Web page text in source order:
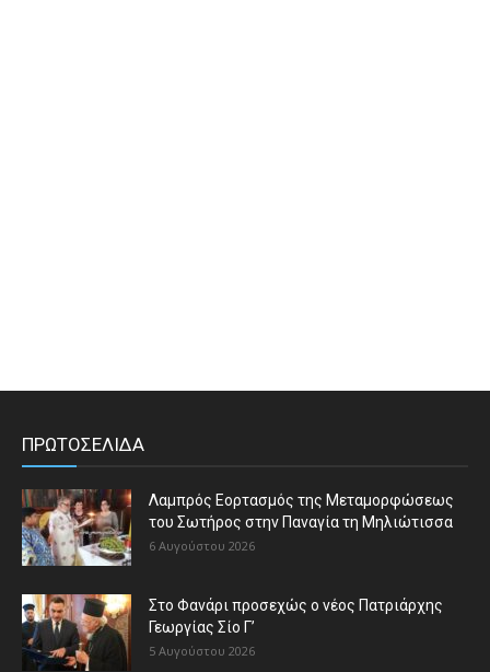
ΠΡΩΤΟΣΕΛΙΔΑ
Λαμπρός Εορτασμός της Μεταμορφώσεως
του Σωτήρος στην Παναγία τη Μηλιώτισσα
6 Αυγούστου 2026
Στο Φανάρι προσεχώς ο νέος Πατριάρχης
Γεωργίας Σίο Γ’
5 Αυγούστου 2026